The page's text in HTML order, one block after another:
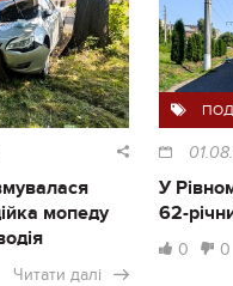
мопеду
Читати далі
У
62-
0 0